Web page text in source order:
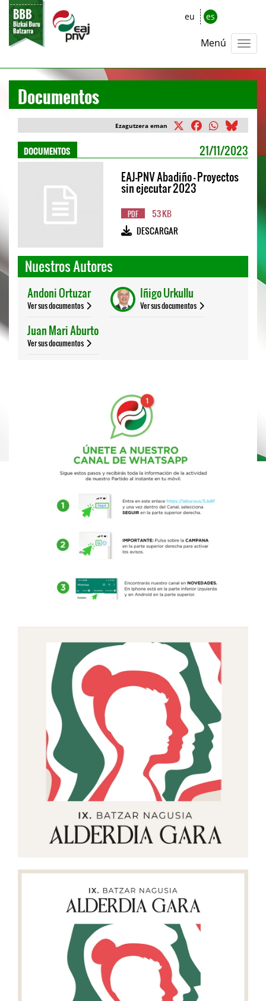
eu es
Menú
Documentos
Ezagutzera eman
DOCUMENTOS
21/11/2023
EAJ-PNV Abadiño - Proyectos
sin ejecutar 2023
PDF
53 KB
DESCARGAR
Nuestros Autores
Andoni Ortuzar
Ver sus documentos
Iñigo Urkullu
Ver sus documentos
Juan Mari Aburto
Ver sus documentos